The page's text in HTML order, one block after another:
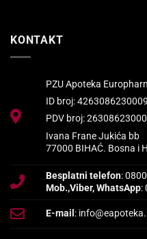
KONTAKT
PZU Apoteka
ID broj: 4263086230009
PDV broj:
Ivana Frane Jukića bb
77000 BIHAĆ. Bosna i
Besplatni telefon:
Mob.,Viber, WhatsApp:
E-mail :